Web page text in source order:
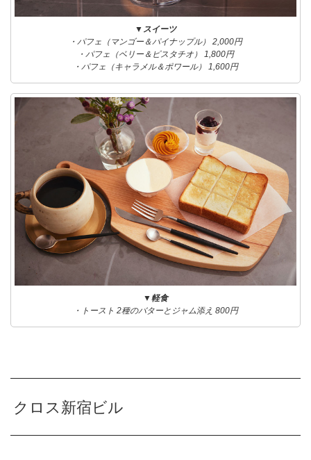
▼スイーツ
・パフェ（マンゴー＆パイナップル） 2,000円
・パフェ（ベリー＆ピスタチオ） 1,800円
・パフェ（キャラメル＆ポワール） 1,600円
▼軽食
・トースト 2種のバターとジャム添え 800円
クロス新宿ビル